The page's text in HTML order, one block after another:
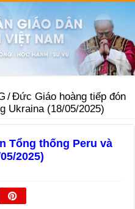
/Đức Giáo hoàng tiếp đón
Ukraina (18/05/2025)
Tổng thống Peru và
2025)